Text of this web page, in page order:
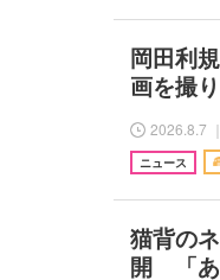
岡田利
画を撮
2026.8.7
ニュース
猫背の
開 「あ